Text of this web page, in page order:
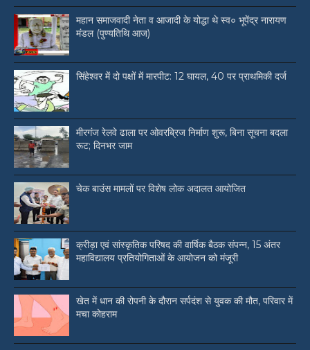
महान समाजवादी नेता व आजादी के योद्धा थे स्व० भूपेंद्र नारायण
मंडल (पुण्यतिथि आज)
सिंहेश्वर में दो पक्षों में मारपीट: 12 घायल, 40 पर प्राथमिकी दर्ज
मीरगंज रेलवे ढाला पर ओवरब्रिज निर्माण शुरू, बिना सूचना बदला
रूट; दिनभर जाम
चेक बाउंस मामलों पर विशेष लोक अदालत आयोजित
क्रीड़ा एवं सांस्कृतिक परिषद की वार्षिक बैठक संपन्न, 15 अंतर
महाविद्यालय प्रतियोगिताओं के आयोजन को मंजूरी
खेत में धान की रोपनी के दौरान सर्पदंश से युवक की मौत, परिवार में
मचा कोहराम